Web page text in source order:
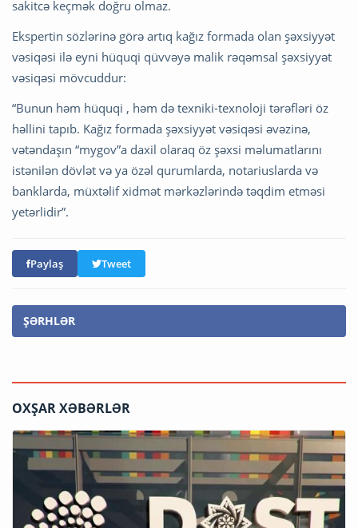
sakitcə keçmək doğru olmaz.
Ekspertin sözlərinə görə artıq kağız formada olan şəxsiyyət
vəsiqəsi ilə eyni hüquqi qüvvəyə malik rəqəmsal şəxsiyyət
vəsiqəsi mövcuddur:
“Bunun həm hüquqi , həm də texniki-texnoloji tərəfləri öz
həllini tapıb. Kağız formada şəxsiyyət vəsiqəsi əvəzinə,
vətəndaşın “mygov”a daxil olaraq öz şəxsi məlumatlarını
istənilən dövlət və ya özəl qurumlarda, notariuslarda və
banklarda, müxtəlif xidmət mərkəzlərində təqdim etməsi
yetərlidir”.
Paylaş Tweet
ŞƏRHLƏR
OXŞAR XƏBƏRLƏR